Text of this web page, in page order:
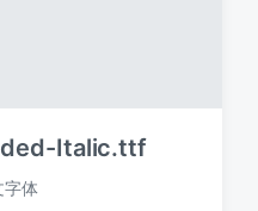
Italic.ttf
字体